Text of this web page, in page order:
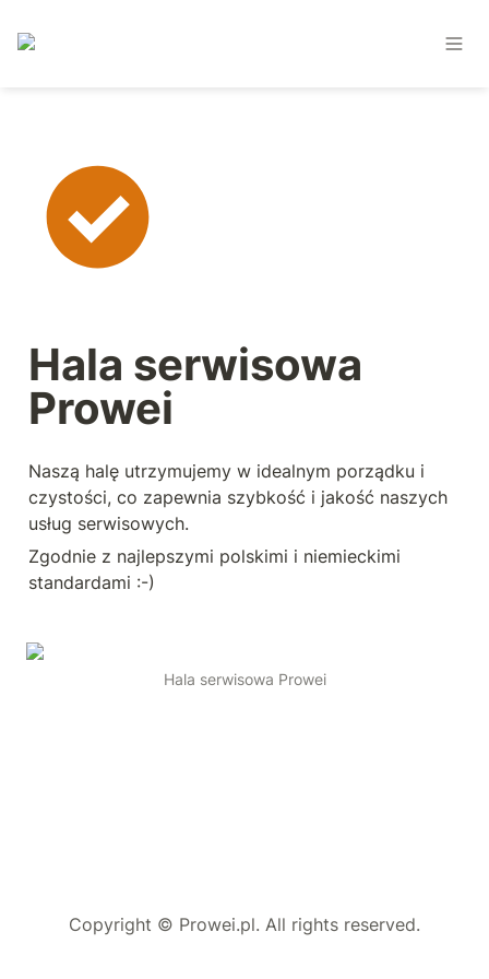
Hala serwisowa
Prowei
Naszą halę utrzymujemy w idealnym porządku i
czystości, co zapewnia szybkość i jakość naszych
usług serwisowych.
Zgodnie z najlepszymi polskimi i niemieckimi
standardami :-)
Hala serwisowa Prowei
Copyright © Prowei.pl. All rights reserved.